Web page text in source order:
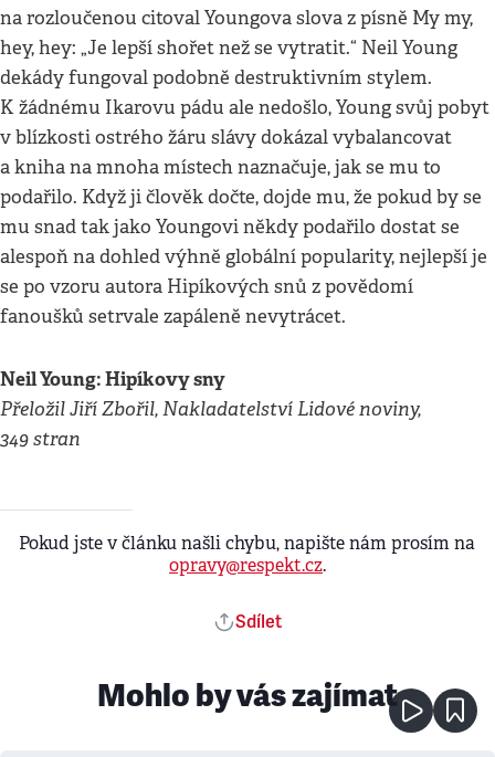
na rozloučenou citoval Youngova slova z písně My my,
hey, hey: „Je lepší shořet než se vytratit.“ Neil Young
dekády fungoval podobně destruktivním stylem.
K žádnému Ikarovu pádu ale nedošlo, Young svůj pobyt
v blízkosti ostrého žáru slávy dokázal vybalancovat
a kniha na mnoha místech naznačuje, jak se mu to
podařilo. Když ji člověk dočte, dojde mu, že pokud by se
mu snad tak jako Youngovi někdy podařilo dostat se
alespoň na dohled výhně globální popularity, nejlepší je
se po vzoru autora Hipíkových snů z povědomí
fanoušků setrvale zapáleně nevytrácet.
Neil Young: Hipíkovy sny
Přeložil Jiří Zbořil, Nakladatelství Lidové noviny,
349 stran
Pokud jste v článku našli chybu, napište nám prosím na
opravy@respekt.cz.
Sdílet
Mohlo by vás zajímat